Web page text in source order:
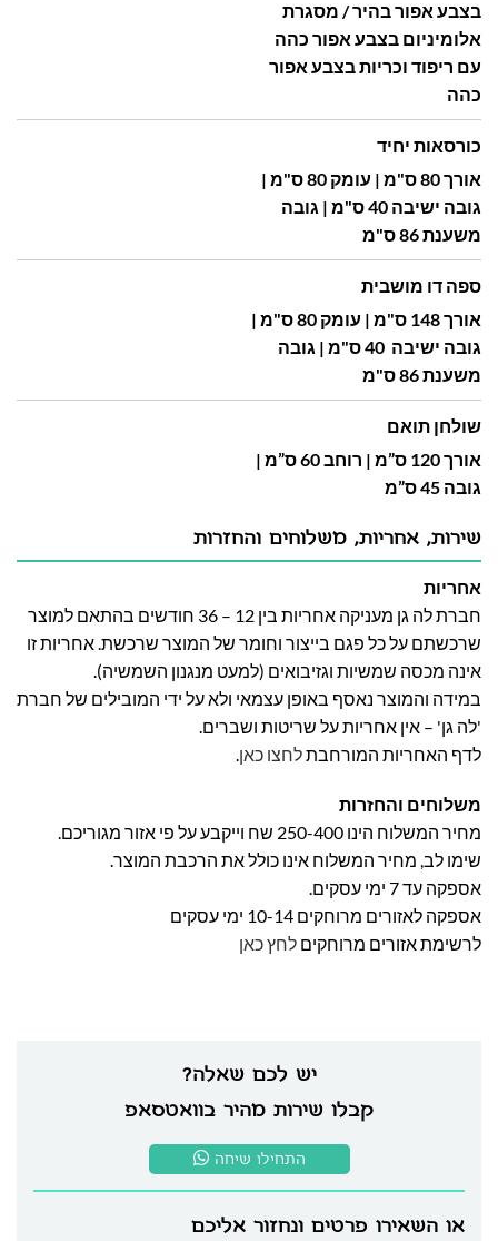
בצבע אפור בהיר / מסגרת
אלומיניום בצבע אפור כהה
עם ריפוד וכריות בצבע אפור
כהה
כורסאות יחיד
אורך 80 ס"מ | עומק 80 ס"מ |
גובה ישיבה 40 ס"מ | גובה
משענת 86 ס"מ
ספה דו מושבית
אורך 148 ס"מ | עומק 80 ס"מ |
גובה ישיבה 40 ס"מ | גובה
משענת 86 ס"מ
שולחן תואם
אורך 120 ס”מ | רוחב 60 ס”מ |
גובה 45 ס”מ
יש לכם שאלה?
קבלו שירות מהיר בוואטסאפ
התחילו שיחה
או השאירו פרטים ונחזור אליכם
שירות, אחריות, משלוחים והחזרות
אחריות
חברת לה גן מעניקה אחריות בין 12 – 36 חודשים בהתאם למוצר
שרכשתם על כל פגם בייצור וחומר של המוצר שרכשת. אחריות זו
אינה מכסה שמשיות וגזיבואים (למעט מנגנון השמשיה).
במידה והמוצר נאסף באופן עצמאי ולא על ידי המובילים של חברת
'לה גן' – אין אחריות על שריטות ושברים.
לדף האחריות המורחבתלחצו כאן.
משלוחים והחזרות
מחיר המשלוח הינו 250-400 שח וייקבע על פי אזור מגוריכם.
שימו לב, מחיר המשלוח אינו כולל את הרכבת המוצר.
אספקה עד 7 ימי עסקים.
אספקה לאזורים מרוחקים 10-14 ימי עסקים
לרשימת אזורים מרוחקים לחץ כאן